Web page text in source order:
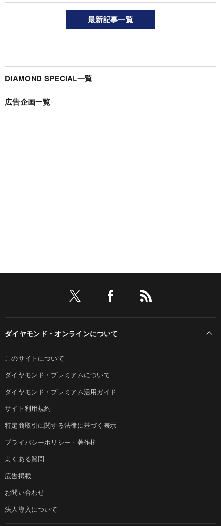
最新記事一覧
DIAMOND SPECIAL一覧
広告企画一覧
ダイヤモンド・オンラインについて
このサイトについて
ダイヤモンド・プレミアムについて
ダイヤモンド・プレミアム活用ガイド
サイト利用規約
特定商取引に関する法律に基づく表示
プライバシーポリシー・著作権
よくある質問
広告掲載
お問い合わせ
法人導入について